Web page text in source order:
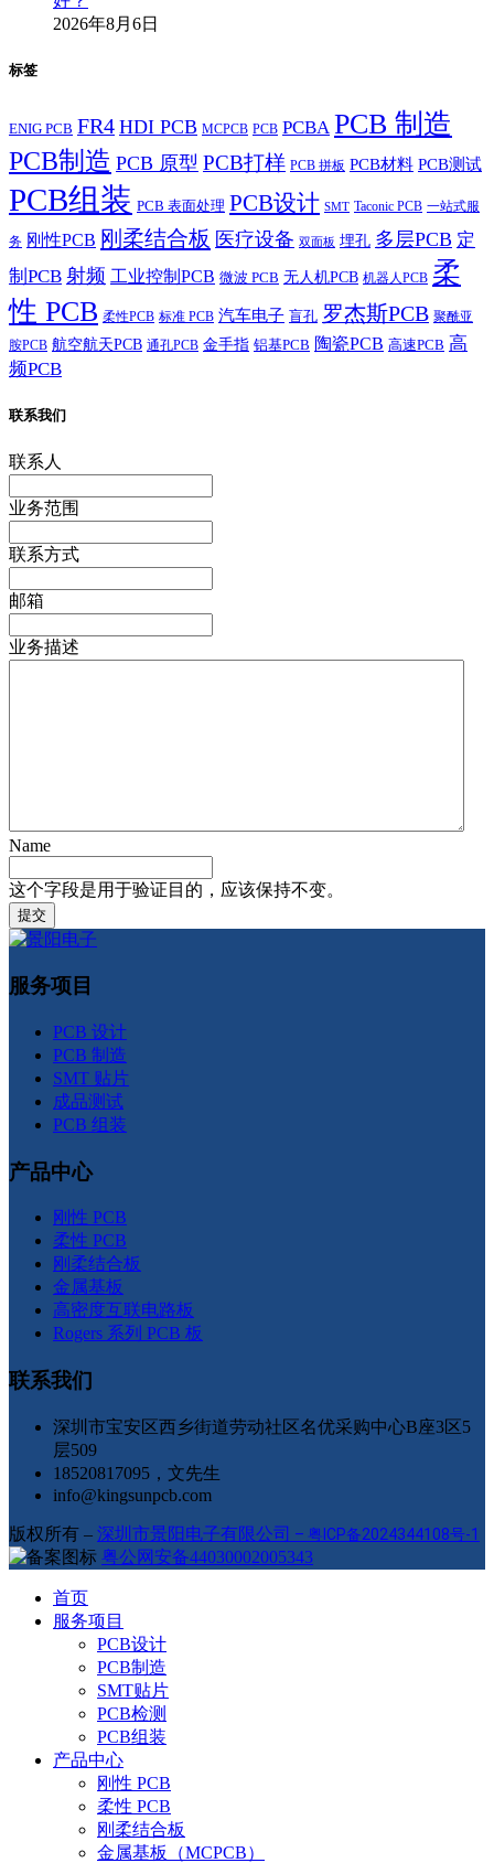
2026年8月6日
标签
ENIG PCB FR4 HDI PCB MCPCB PCB PCBA PCB 制造
PCB制造 PCB 原型 PCB打样 PCB 拼板 PCB材料 PCB测试
PCB组装 PCB 表面处理 PCB设计 SMT Taconic PCB 一站式服
务 刚性PCB 刚柔结合板 医疗设备 双面板 埋孔 多层PCB 定
制PCB 射频 工业控制PCB 微波 PCB 无人机PCB 机器人PCB 柔
性 PCB 柔性PCB 标准 PCB 汽车电子 盲孔 罗杰斯PCB 聚酰亚
胺PCB 航空航天PCB 通孔PCB 金手指 铝基PCB 陶瓷PCB 高速PCB 高
频PCB
联系我们
联系人
业务范围
联系方式
邮箱
业务描述
Name
这个字段是用于验证目的，应该保持不变。
服务项目
PCB 设计
PCB 制造
SMT 贴片
成品测试
PCB 组装
产品中心
刚性 PCB
柔性 PCB
刚柔结合板
金属基板
高密度互联电路板
Rogers 系列 PCB 板
联系我们
深圳市宝安区西乡街道劳动社区名优采购中心B座3区5
层509
18520817095，文先生
info@kingsunpcb.com
版权所有 – 深圳市景阳电子有限公司 – 粤ICP备2024344108号-1
粤公网安备44030002005343
首页
服务项目
PCB设计
PCB制造
SMT贴片
PCB检测
PCB组装
产品中心
刚性 PCB
柔性 PCB
刚柔结合板
金属基板（MCPCB）